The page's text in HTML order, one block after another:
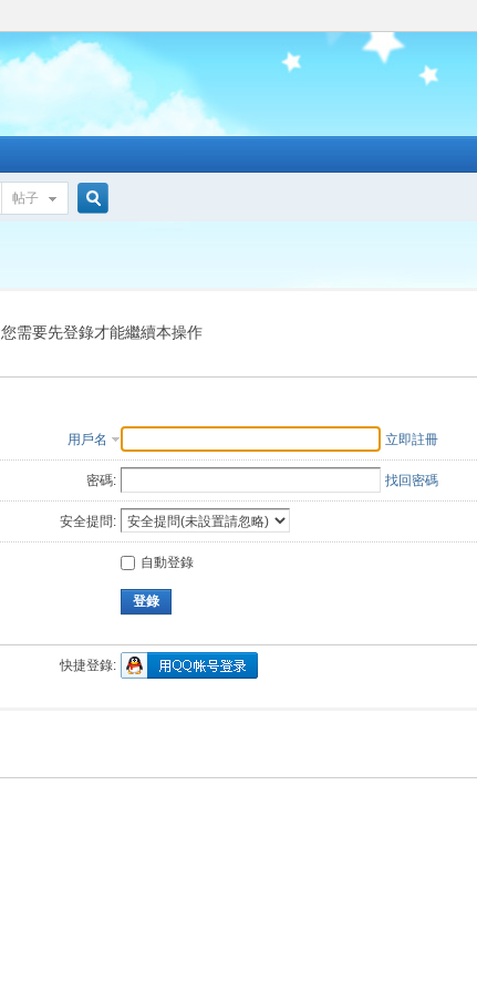
帖子
索
您需要先登錄才能繼續本操作
用戶名 立即註冊
密碼: 找回密碼
安全提問:
自動登錄
登錄
快捷登錄: